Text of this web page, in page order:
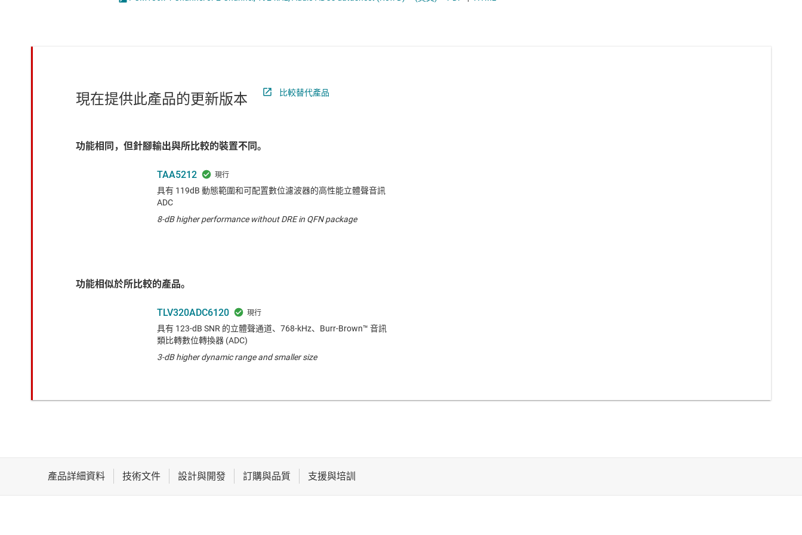
感測器 電池管理 IC
現在提供此產品的更新版本 比較替代產品
功能相同，但針腳輸出與所比較的裝置不同。
TAA5212
具有 119dB 動態範圍和可配置數位濾波器的高性能立體聲音訊
ADC
8-dB higher performance without DRE in QFN package
功能相似於所比較的產品。
TLV320ADC6120
具有 123-dB SNR 的立體聲通道、768-kHz、Burr-Brown™ 音訊
類比轉數位轉換器 (ADC)
3-dB higher dynamic range and smaller size